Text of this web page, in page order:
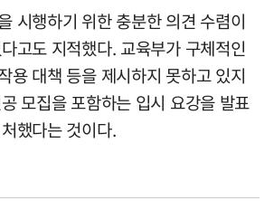
시행하기 위한 충분한 의견 수렴이
고도 지적했다. 교육부가 구체적인
용 대책 등을 제시하지 못하고 있지
모집을 포함하는 입시 요강을 발표
했다는 것이다.